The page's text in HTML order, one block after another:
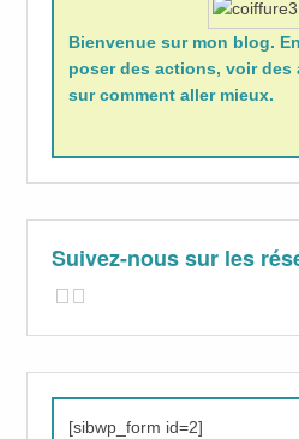
Bienvenue sur mon blog.
poser des actions, voir des
sur comment aller mieux.
Suivez-nous sur les
[sibwp_form id=2]